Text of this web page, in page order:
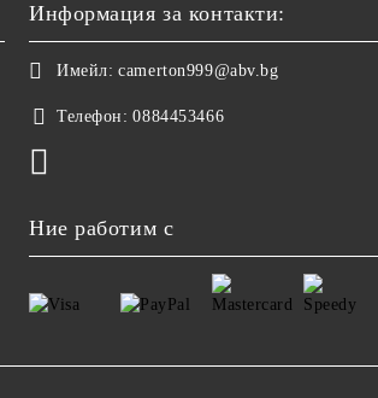
Информация за контакти:
Имейл: camerton999@abv.bg
Телефон: 0884453466
Ние работим с